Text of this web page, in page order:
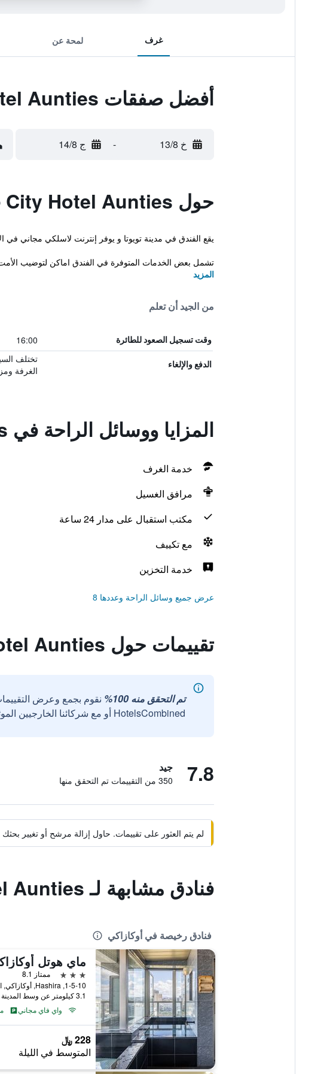
غرف لمحة عن
أفضل صفقات City Hotel Aunties
خ 13/8 - ج 14/8
حول City Hotel Aunties
يقع الفندق في مدينة تويوتا و يوفر إنترنت لاسلكي مجاني في
تشمل بعض الخدمات المتوفرة في الفندق اماكن لتوضيب
المزيد
من الجيد أن تعلم
وقت تسجيل الصعود للطائرة 16:00
الدفع والإلغاء
تختلف
الغرفة
المزايا ووسائل الراحة في City Hotel Aunties
خدمة الغرف
مرافق الغسيل
مكتب استقبال على مدار 24 ساعة
مع تكييف
خدمة التخزين
عرض جميع وسائل الراحة وعددها 8
تقييمات حول City Hotel Aunties
تم التحقق منه 100%
نقوم بجمع وعرض
HotelsCombined أو مع شركائنا الخارجيين الموثوقين.
7.8 جيد
350 من التقييمات تم التحقق منها
لم يتم العثور على تقييمات. حاول إزالة مرشح أو تغيير
فنادق مشابهة لـ City Hotel Aunties
فنادق رخيصة في أوكازاكي
ماي هوتل
3 نجوم
ممتاز 8.1
1-5-10, Hashira, أوكازاكي, اليابان
3.1 كيلومتر عن وسط المدينة
واي فاي مجاني
228 ﷼
المتوسط في الليلة